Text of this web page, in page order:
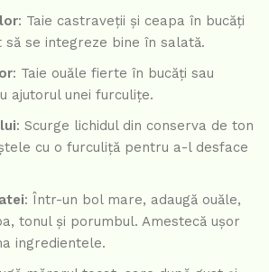
: Taie castraveții și ceapa în bucăți
să se integreze bine în salată.
: Taie ouăle fierte în bucăți sau
ajutorul unei furculițe.
: Scurge lichidul din conserva de ton
cu o furculiță pentru a-l desface
: Într-un bol mare, adaugă ouăle,
tonul și porumbul. Amestecă ușor
ingredientele.